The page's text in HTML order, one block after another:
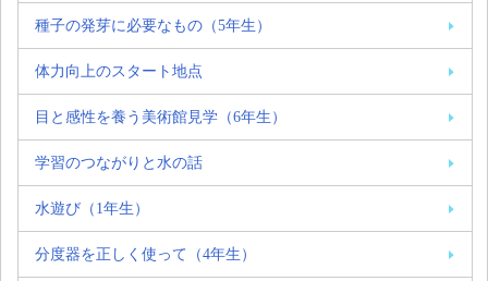
種子の発芽に必要なもの（5年生）
体力向上のスタート地点
目と感性を養う美術館見学（6年生）
学習のつながりと水の話
水遊び（1年生）
分度器を正しく使って（4年生）